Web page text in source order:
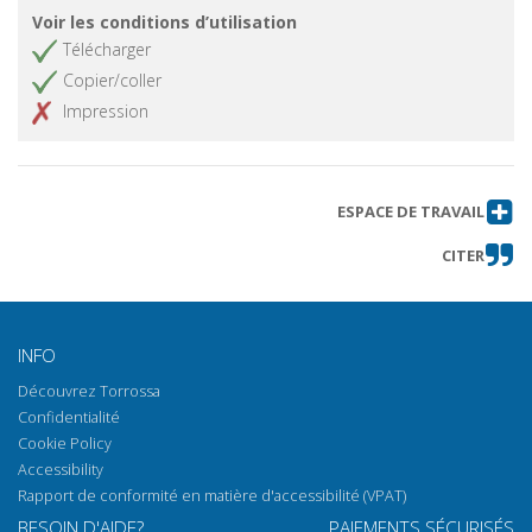
Voir les conditions d’utilisation
Télécharger
Copier/coller
Impression
ESPACE DE TRAVAIL
CITER
INFO
Découvrez Torrossa
Confidentialité
Cookie Policy
Accessibility
Rapport de conformité en matière d'accessibilité (VPAT)